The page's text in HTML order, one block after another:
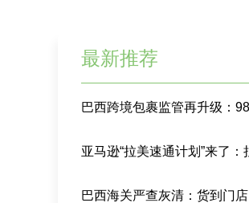
最新推荐
巴西海关严查灰清：货到门